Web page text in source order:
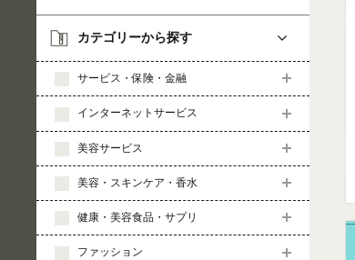
カテゴリーから探す
サービス・保険・金融
インターネットサービス
美容サービス
美容・スキンケア・香水
健康・美容食品・サプリ
ファッション